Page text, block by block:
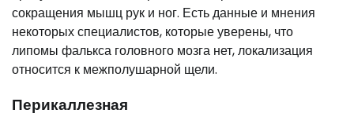
сокращения мышц рук и ног. Есть данные и мнения
некоторых специалистов, которые уверены, что
липомы фалькса головного мозга нет, локализация
относится к межполушарной щели.
Перикаллезная